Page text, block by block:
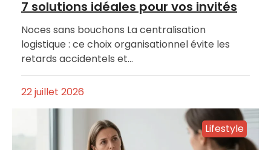
7 solutions idéales pour vos invités
Noces sans bouchons La centralisation
logistique : ce choix organisationnel évite les
retards accidentels et…
22 juillet 2026
Lifestyle